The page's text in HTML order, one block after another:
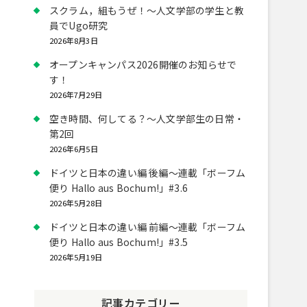
スクラム，組もうぜ！～人文学部の学生と教
員でUgo研究
2026年8月3日
オープンキャンパス2026開催のお知らせで
す！
2026年7月29日
空き時間、何してる？～人文学部生の日常・
第2回
2026年6月5日
ドイツと日本の違い編 後編～連載「ボーフム
便り Hallo aus Bochum!」#3.6
2026年5月28日
ドイツと日本の違い編 前編～連載「ボーフム
便り Hallo aus Bochum!」#3.5
2026年5月19日
記事カテゴリー